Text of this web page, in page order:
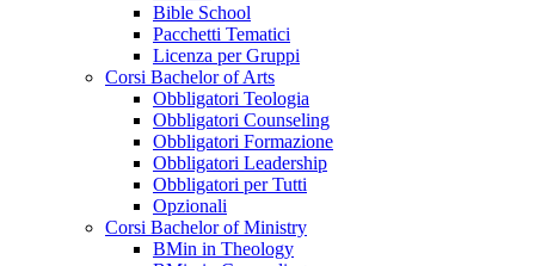
Bible School
Pacchetti Tematici
Licenza per Gruppi
Corsi Bachelor of Arts
Obbligatori Teologia
Obbligatori Counseling
Obbligatori Formazione
Obbligatori Leadership
Obbligatori per Tutti
Opzionali
Corsi Bachelor of Ministry
BMin in Theology